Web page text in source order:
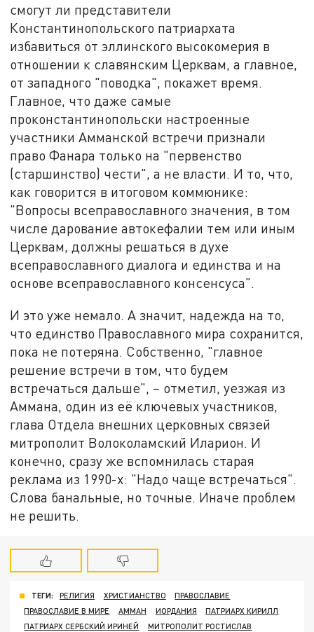
смогут ли представители
Константинопольского патриархата
избавиться от эллинского высокомерия в
отношении к славянским Церквам, а главное,
от западного "поводка", покажет время.
Главное, что даже самые
проконстантинопольски настроенные
участники Амманской встречи признали
право Фанара только на "первенство
(старшинство) чести", а не власти. И то, что,
как говорится в итоговом коммюнике:
"Вопросы всеправославного значения, в том
числе дарование автокефалии тем или иным
Церквам, должны решаться в духе
всеправославного диалога и единства и на
основе всеправославного консенсуса".
И это уже немало. А значит, надежда на то,
что единство Православного мира сохранится,
пока не потеряна. Собственно, "главное
решение встречи в том, что будем
встречаться дальше", – отметил, уезжая из
Аммана, один из её ключевых участников,
глава Отдела внешних церковных связей
митрополит Волоколамский Иларион. И
конечно, сразу же вспомнилась старая
реклама из 1990-х: "Надо чаще встречаться".
Слова банальные, но точные. Иначе проблем
не решить.
ТЕГИ: РЕЛИГИЯ ХРИСТИАНСТВО
ПРАВОСЛАВИЕ
ПРАВОСЛАВИЕ В МИРЕ
АММАН ИОРДАНИЯ
ПАТРИАРХ КИРИЛЛ
ПАТРИАРХ СЕРБСКИЙ ИРИНЕЙ
МИТРОПОЛИТ РОСТИСЛАВ